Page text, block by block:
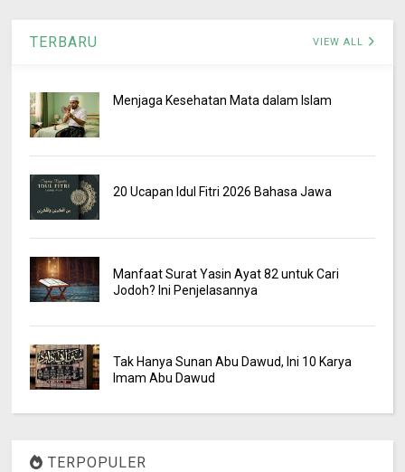
TERBARU VIEW ALL
Menjaga Kesehatan Mata dalam Islam
20 Ucapan Idul Fitri 2026 Bahasa Jawa
Manfaat Surat Yasin Ayat 82 untuk Cari
Jodoh? Ini Penjelasannya
Tak Hanya Sunan Abu Dawud, Ini 10 Karya
Imam Abu Dawud
TERPOPULER